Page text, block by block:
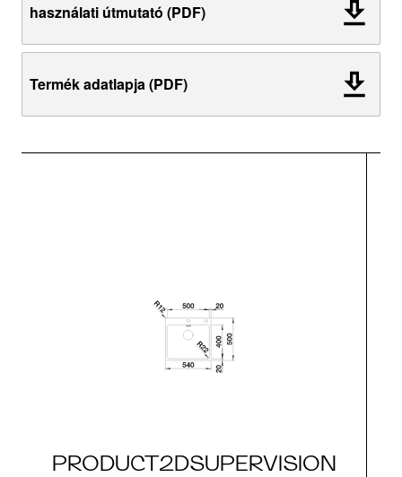
használati útmutató (PDF)
Termék adatlapja (PDF)
PRODUCT2DSUPERVISION